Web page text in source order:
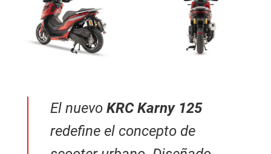
El nuevo KRC Karny 125
redefine el concepto de